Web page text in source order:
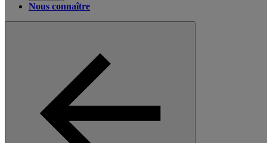
Nous connaître